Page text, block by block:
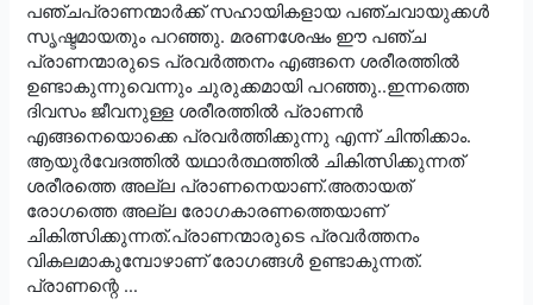
പഞ്ചപ്രാണന്മാർക്ക് സഹായികളായ പഞ്ചവായുക്കൾ
സൃഷ്ടമായതും പറഞ്ഞു. മരണശേഷം ഈ പഞ്ച
പ്രാണന്മാരുടെ പ്രവർത്തനം എങ്ങനെ ശരീരത്തിൽ
ഉണ്ടാകുന്നുവെന്നും ചുരുക്കമായി പറഞ്ഞു..ഇന്നത്തെ
ദിവസം ജീവനുള്ള ശരീരത്തിൽ പ്രാണൻ
എങ്ങനെയൊക്കെ പ്രവർത്തിക്കുന്നു എന്ന് ചിന്തിക്കാം.
ആയുർവേദത്തിൽ യഥാർത്ഥത്തിൽ ചികിത്സിക്കുന്നത്
ശരീരത്തെ അല്ല പ്രാണനെയാണ്.അതായത്
രോഗത്തെ അല്ല രോഗകാരണത്തെയാണ്
ചികിത്സിക്കുന്നത്.പ്രാണന്മാരുടെ പ്രവർത്തനം
വികലമാകുമ്പോഴാണ് രോഗങ്ങൾ ഉണ്ടാകുന്നത്.
പ്രാണന്റെ …